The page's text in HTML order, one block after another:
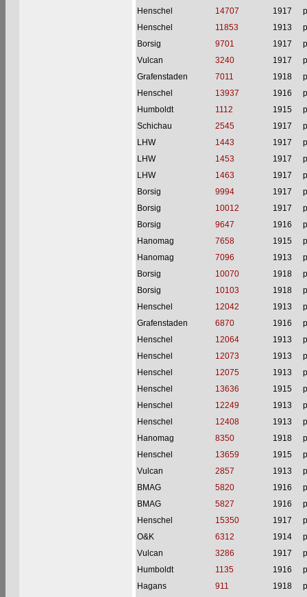
Henschel
14707 1917
Henschel
11853 1913
Borsig
9701 1917
Vulcan
3240 1917
Grafenstaden
7011 1918
Henschel
13937 1916
Humboldt
1112 1915
Schichau
2545 1917
LHW
1443 1917
LHW
1453 1917
LHW
1463 1917
Borsig
9994 1917
Borsig
10012 1917
Borsig
9647 1916
Hanomag
7658 1915
Hanomag
7096 1913
Borsig
10070 1918
Borsig
10103 1918
Henschel
12042 1913
Grafenstaden
6870 1916
Henschel
12064 1913
Henschel
12073 1913
Henschel
12075 1913
Henschel
13636 1915
Henschel
12249 1913
Henschel
12408 1913
Hanomag
8350 1918
Henschel
13659 1915
Vulcan
2857 1913
BMAG
5820 1916
BMAG
5827 1916
Henschel
15350 1917
O&K
6312 1914
Vulcan
3286 1917
Humboldt
1135 1916
Hagans
911 1918